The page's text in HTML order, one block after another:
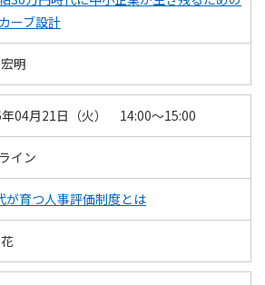
ーブ設計
明
04月21日（火） 14:00～15:00
イン
が育つ人事評価制度とは